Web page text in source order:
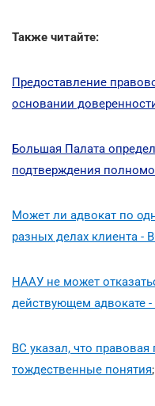
Также читайте:
Предоставление
основании
Большая Палата
подтверждения
Может ли адвокат по
разных делах клиента -
НААУ не может
действующем адвокате -
ВС указал, что
тождественные понятия;